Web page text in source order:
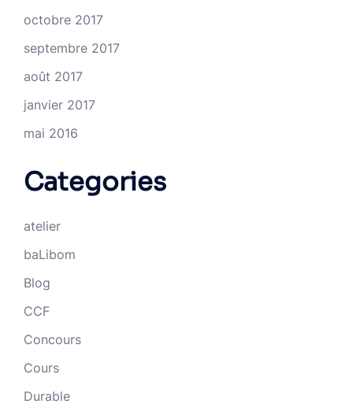
octobre 2017
septembre 2017
août 2017
janvier 2017
mai 2016
Categories
atelier
baLibom
Blog
CCF
Concours
Cours
Durable